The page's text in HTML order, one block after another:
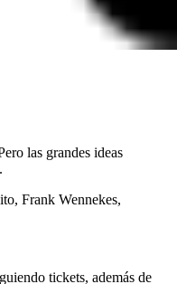
las grandes ideas
Frank Wennekes,
tickets, además de